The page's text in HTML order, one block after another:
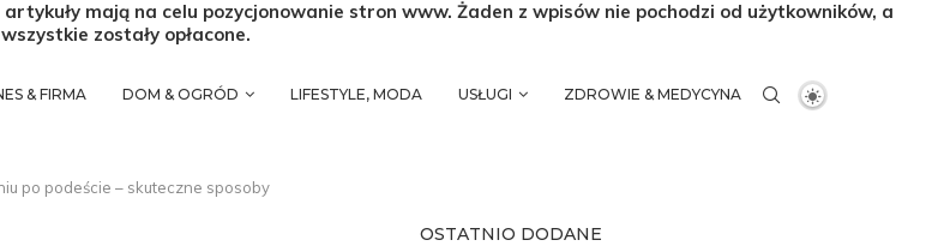
mają na celu pozycjonowanie stron www. Żaden z wpisów nie pochodzi od użytkowników, a
wszystkie zostały opłacone.
& FIRMA DOM & OGRÓD LIFESTYLE, MODA USŁUGI ZDROWIE & MEDYCYNA
po podeście – skuteczne sposoby
OSTATNIO DODANE